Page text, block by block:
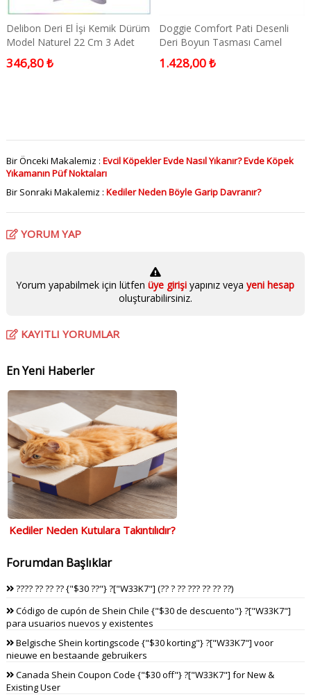
Delibon Deri El İşi Kemik Dürüm
Model Naturel 22 Cm 3 Adet
346,80 ₺
Doggie Comfort Pati Desenli
Deri Boyun Tasması Camel
Medium
1.428,00 ₺
Bir Önceki Makalemiz : Evcil Köpekler Evde Nasıl Yıkanır? Evde Köpek
Yıkamanın Püf Noktaları
Bir Sonraki Makalemiz : Kediler Neden Böyle Garip Davranır?
YORUM YAP
Yorum yapabilmek için lütfenüye girişiyapınız veya yeni hesap
oluşturabilirsiniz.
KAYITLI YORUMLAR
En Yeni Haberler
Kediler Neden Kutulara Takıntılıdır?
Forumdan Başlıklar
???? ?? ?? ?? {"$30 ??"} ?["W33K7"] (?? ? ?? ??? ?? ?? ??)
Código de cupón de Shein Chile {"$30 de descuento"} ?["W33K7"]
para usuarios nuevos y existentes
Belgische Shein kortingscode {"$30 korting"} ?["W33K7"] voor
nieuwe en bestaande gebruikers
Canada Shein Coupon Code {"$30 off"} ?["W33K7"] for New &
Existing User